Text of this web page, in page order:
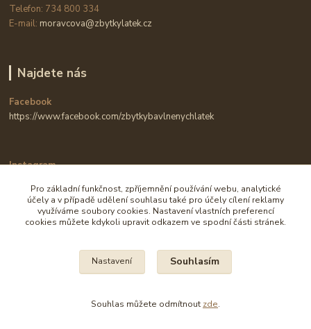
Telefon: 734 800 334
E-mail: moravcova@zbytkylatek.cz
Najdete nás
Facebook
https://www.facebook.com/zbytkybavlnenychlatek
Instagram
Na všechny fotografie se vztahují autorská práva.
Pro základní funkčnost, zpříjemnění používání webu, analytické
účely a v případě udělení souhlasu také pro účely cílení reklamy
využíváme soubory cookies. Nastavení vlastních preferencí
cookies můžete kdykoli upravit odkazem ve spodní části stránek.
Nastavení Souhlasím
Souhlas můžete odmítnout zde.